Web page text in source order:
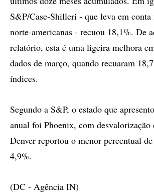
S&P/Case-Shilleri - que leva em conta
norte-americanas - recuou 18,1%. De
relatório, esta é uma ligeira melhora
dados de março, quando recuaram
índices.
Segundo a S&P, o estado que
anual foi Phoenix, com desvalorização
Denver reportou o menor percentual
4,9%.
(DC - Agência IN)